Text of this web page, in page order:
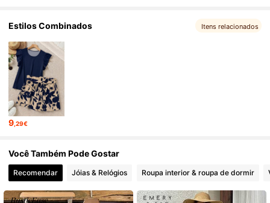
4,84
4,84
Estilos Combinados Itens relacionados
9,29€
Você Também Pode Gostar
Recomendar Jóias & Relógios Roupa interior & roupa de dormir